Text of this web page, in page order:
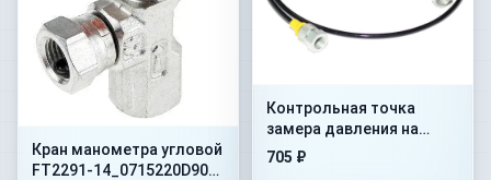
Кран манометра угловой
FT2291-14_0715220D90
Контрольная точка
замера давления на
гибком шланге Flex.
705 ₽